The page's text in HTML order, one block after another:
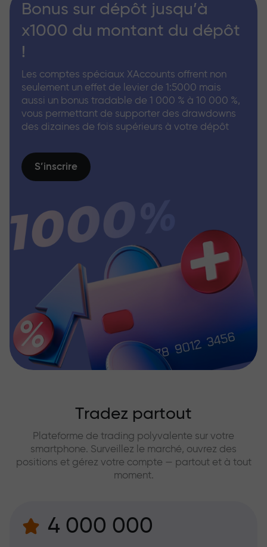
Bonus sur dépôt jusqu’à
x1000 du montant du dépôt
!
Les comptes spéciaux XAccounts offrent non
seulement un effet de levier de 1:5000 mais
aussi un bonus tradable de 1 000 % à 10 000 %,
vous permettant de supporter des drawdowns
des dizaines de fois supérieurs à votre dépôt
S’inscrire
Tradez partout
Plateforme de trading polyvalente sur votre
smartphone. Surveillez le marché, ouvrez des
positions et gérez votre compte — partout et à tout
moment.
4 000 000